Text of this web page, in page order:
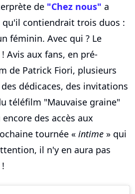
de "Chez nous" a
contiendrait trois duos :
féminin. Avec qui ? Le
Avis aux fans, en pré-
de Patrick Fiori, plusieurs
dédicaces, des invitations
téléfilm "Mauvaise graine"
des accès aux
tournée « intime » qui
il n'y en aura pas